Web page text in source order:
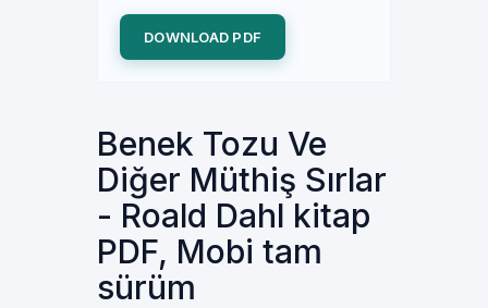
DOWNLOAD PDF
Benek Tozu Ve
Diğer Müthiş Sırlar
- Roald Dahl kitap
PDF, Mobi tam
sürüm